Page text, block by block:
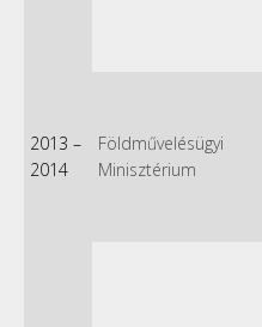
2013 –
2014
Földművelésügyi
Minisztérium